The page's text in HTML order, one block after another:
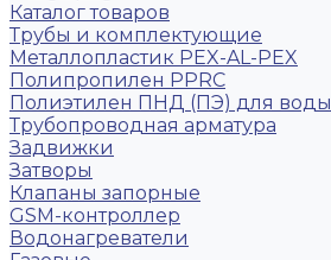
Каталог товаров
Трубы и комплектующие
Металлопластик PEX-AL-PEX
Полипропилен PPRC
Полиэтилен ПНД (ПЭ) для воды
Трубопроводная арматура
Задвижки
Затворы
Клапаны запорные
GSM-контроллер
Водонагреватели